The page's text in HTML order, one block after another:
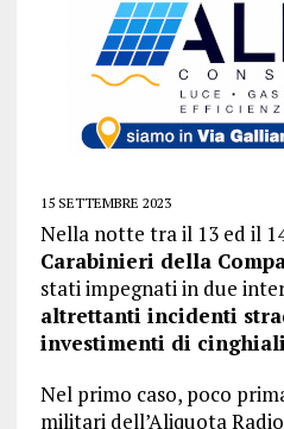
15 SETTEMBRE 2023
Nella notte tra il 13 ed il
Carabinieri della
stati impegnati in due
altrettanti incidenti
investimenti di
Nel primo caso, poco
militari dell’Aliquota